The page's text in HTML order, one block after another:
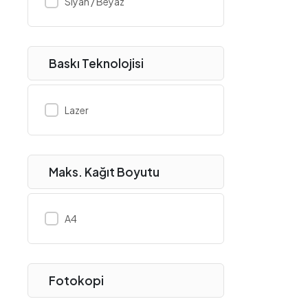
Epson
Frisby
FSP
GameMax
Baskı Teknolojisi
Lazer
Maks. Kağıt Boyutu
A4
Fotokopi